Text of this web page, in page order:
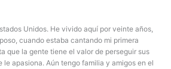
Unidos. He vivido aquí por veinte años,
cuando estaba cantando mi primera
que la gente tiene el valor de perseguir sus
le apasiona. Aún tengo familia y amigos en el